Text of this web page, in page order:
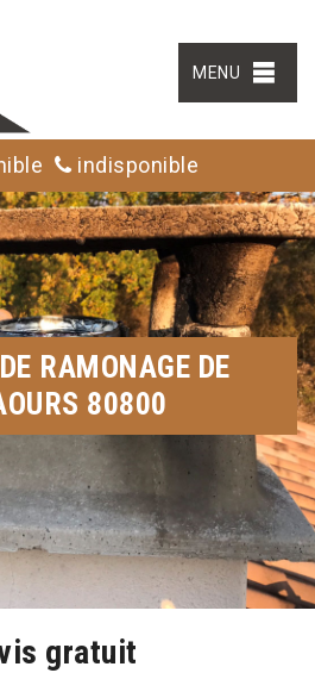
MENU
indisponible
RAMONAGE DE
80800
gratuit